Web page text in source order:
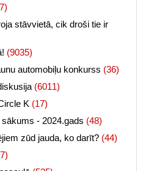
stāvvietā, cik droši tie ir
(9035)
automobiļu konkurss (36)
(6011)
K (17)
- 2024.gads (48)
zūd jauda, ko darīt? (44)